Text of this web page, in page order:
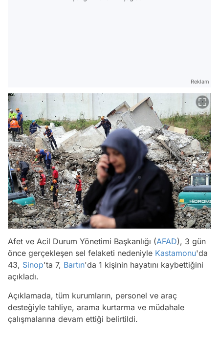
Reklam
Afet ve Acil Durum Yönetimi Başkanlığı (AFAD), 3 gün
önce gerçekleşen sel felaketi nedeniyle Kastamonu'da
43, Sinop'ta 7, Bartın'da 1 kişinin hayatını kaybettiğini
açıkladı.
Açıklamada, tüm kurumların, personel ve araç
desteğiyle tahliye, arama kurtarma ve müdahale
çalışmalarına devam ettiği belirtildi.